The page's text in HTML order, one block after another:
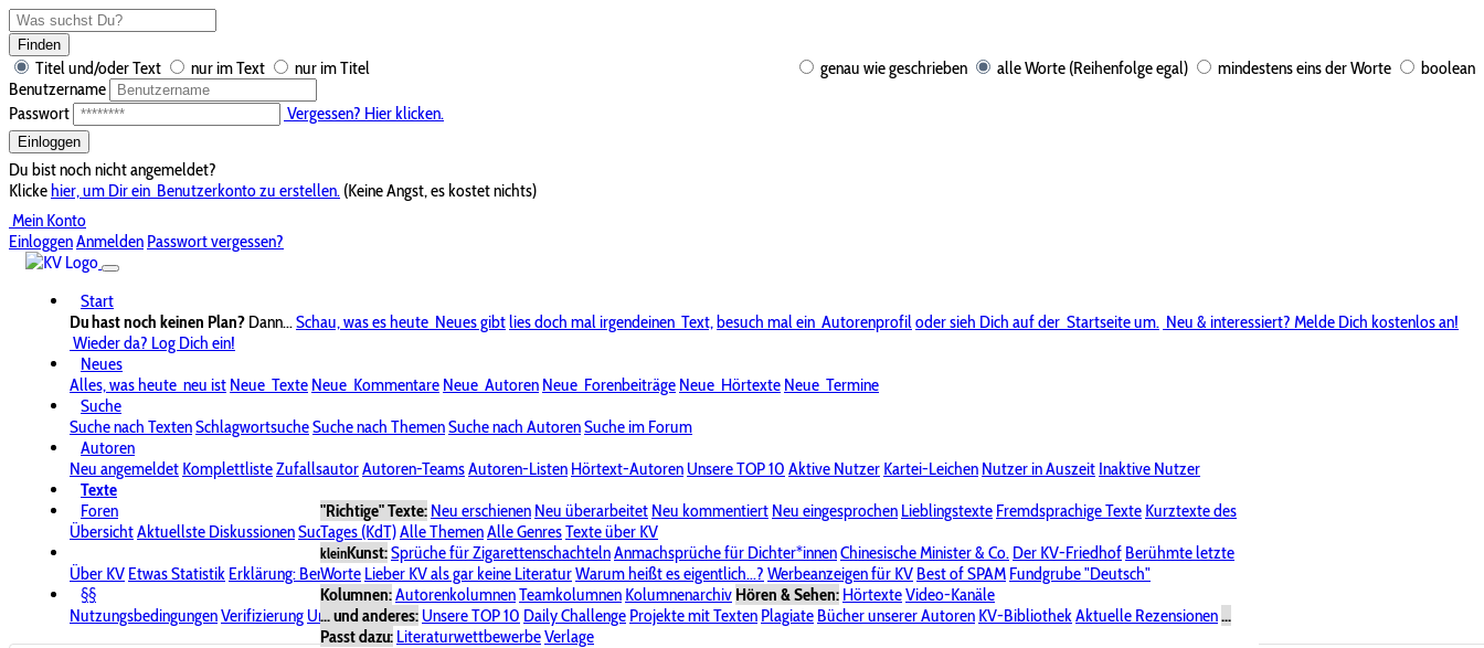
Finden
genau wie geschrieben alle Worte (Reihenfolge egal) mindestens eins der Worte boolean
Titel und/oder Text nur im Text
nur im Titel
Benutzername
Passwort
Vergessen? Hier klicken.
Einloggen
Du bist noch nicht angemeldet?
Klickehier, um Dir ein Benutzerkonto zu erstellen. (Keine Angst, es kostet nichts)
Mein Konto
EinloggenAnmelden Passwort vergessen?
Start
Du hast noch keinen Plan? Dann...Schau, was es heute Neues gibtlies doch mal irgendeinen Text,besuch mal ein Autorenprofiloder sieh Dich auf der Startseite um. Neu & interessiert? Melde Dich kostenlos an!
Wieder da? Log Dich ein!
Neues
Alles, was heute neu ist Neue Texte Neue Kommentare Neue Autoren Neue Forenbeiträge Neue Hörtexte Neue Termine
Suche
Suche nach TextenSchlagwortsucheSuche nach ThemenSuche nach AutorenSuche im Forum
Autoren
Neu angemeldet KomplettlisteZufallsautorAutoren-TeamsAutoren-Listen Hörtext-Autoren Unsere TOP 10 Aktive Nutzer Kartei-Leichen Nutzer in Auszeit Inaktive Nutzer
Texte
"Richtige" Texte: Neu erschienen Neu überarbeitet Neu kommentiert Neu eingesprochen Lieblingstexte Fremdsprachige Texte Kurztexte des
Tages (KdT)Alle ThemenAlle GenresTexte über KV
kleinKunst:Sprüche für ZigarettenschachtelnAnmachsprüche für Dichter*innenChinesische Minister & Co. Der KV-Friedhof Berühmte letzte
Worte Lieber KV als gar keine LiteraturWarum heißt es eigentlich...? Werbeanzeigen für KV Best of SPAM Fundgrube "Deutsch"
Kolumnen:AutorenkolumnenTeamkolumnen Kolumnenarchiv Hören & Sehen: HörtexteVideo-Kanäle
... und anderes: Unsere TOP 10 Daily Challenge Projekte mit Texten Plagiate Bücher unserer Autoren KV-BibliothekAktuelle Rezensionen...
Passt dazu: LiteraturwettbewerbeVerlage
Foren
ÜbersichtAktuellste DiskussionenSuche im ForumBereich "KV-Board"Bereich "Literatur & Schreiberei"
Über KV Etwas Statistik Erklärung: BenutzersymboleSpende für KV Unsere SpenderlisteAlle Wege führen zu KVPasswort vergessen?
§§
NutzungsbedingungenVerifizierung UrheberrechtAvatare & BilderStalkingDatenschutzerklärungImpressum